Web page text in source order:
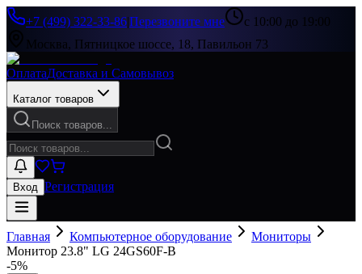
+7 (499) 322-33-86|Перезвоните мне
с 10:00 до 19:00
Москва, Пятницкое шоссе, 18, Павильон 73
ОплатаДоставка и Самовывоз
Каталог товаров
Поиск товаров...
Вход Регистрация
Главная Компьютерное оборудование
Мониторы
Монитор 23.8" LG 24GS60F-B
-5%